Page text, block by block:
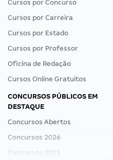
Concursos TI: editais
Equipe Gran 12 de Junho
Cursos por Concurso
Cursos por Carreira
Cursos por Estado
Cursos por Professor
Oficina de Redação
Cursos Online Gratuitos
CONCURSOS PÚBLICOS EM
DESTAQUE
Concursos Abertos
Concursos 2026
Concursos 2025